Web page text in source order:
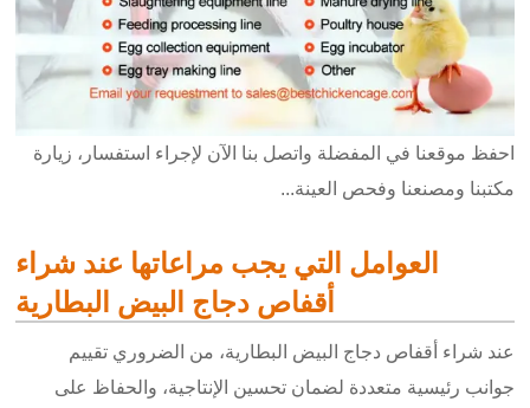
احفظ موقعنا في المفضلة واتصل بنا الآن لإجراء استفسار، زيارة
مكتبنا ومصنعنا وفحص العينة...
العوامل التي يجب مراعاتها عند شراء
أقفاص دجاج البيض البطارية
عند شراء أقفاص دجاج البيض البطارية، من الضروري تقييم
جوانب رئيسية متعددة لضمان تحسين الإنتاجية، والحفاظ على